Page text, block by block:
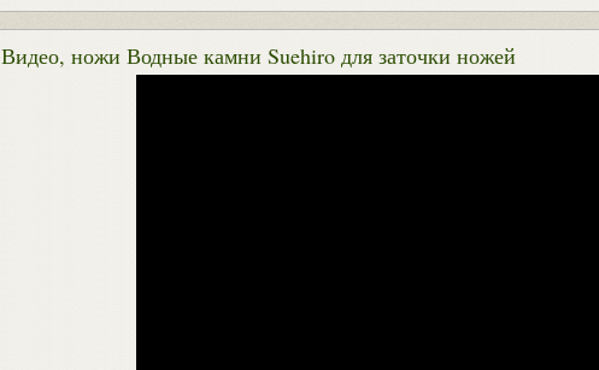
Видео, ножи Водные камни Suehiro для заточки ножей